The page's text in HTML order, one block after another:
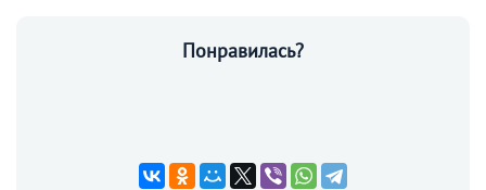
Понравилась?